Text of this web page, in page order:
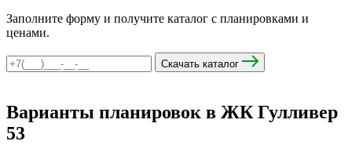
Заполните форму и получите каталог с планировками и
ценами.
Скачать каталог
Варианты планировок в ЖК Гулливер
53